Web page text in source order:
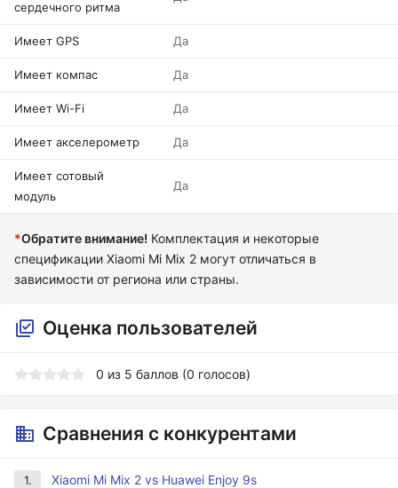
сердечного ритма
Имеет GPS Да
Имеет компас Да
Имеет Wi-Fi Да
Имеет акселерометр Да
Имеет сотовый
модуль
Да
*Обратите внимание! Комплектация и некоторые
спецификации Xiaomi Mi Mix 2 могут отличаться в
зависимости от региона или страны.
Оценка пользователей
0 из 5 баллов (0 голосов)
Сравнения с конкурентами
1. Xiaomi Mi Mix 2 vs Huawei Enjoy 9s